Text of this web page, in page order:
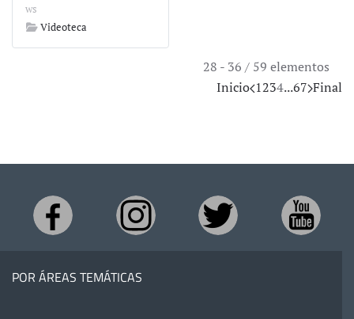
ws
Videoteca
28 - 36 / 59 elementos
Inicio 1234...67 Final
POR ÁREAS TEMÁTICAS